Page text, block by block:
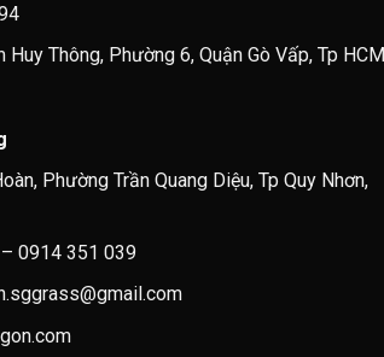
Thông, Phường 6, Quận Gò Vấp, Tp HCM
Phường Trần Quang Diệu, Tp Quy Nhơn,
0914 351 039